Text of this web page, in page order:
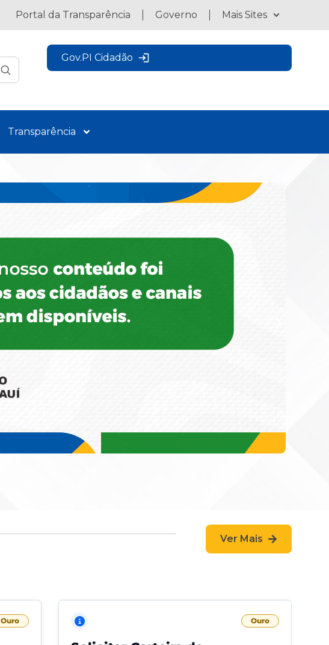
Portal da Transparência Governo Mais Sites
Gov.PI Cidadão
Transparência
Ver Mais
Ouro Ouro